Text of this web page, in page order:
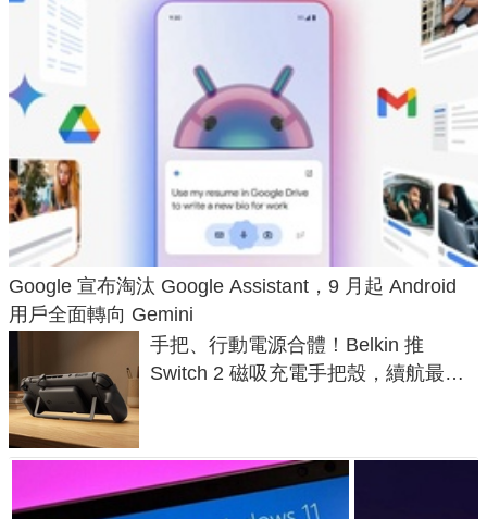
Google 宣布淘汰 Google Assistant，9 月起 Android
用戶全面轉向 Gemini
手把、行動電源合體！Belkin 推
Switch 2 磁吸充電手把殼，續航最高